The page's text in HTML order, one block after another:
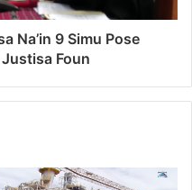
Na’in 9 Simu Pose
Foun